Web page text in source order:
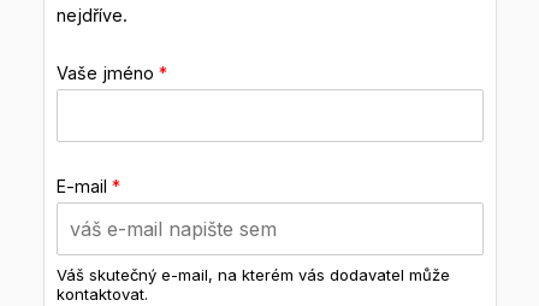
nejdříve.
Vaše jméno *
E-mail *
Váš skutečný e-mail, na kterém vás dodavatel může
kontaktovat.